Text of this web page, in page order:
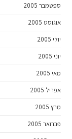
ספטמבר 2005
אוגוסט 2005
יולי 2005
יוני 2005
מאי 2005
אפריל 2005
מרץ 2005
פברואר 2005